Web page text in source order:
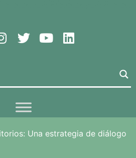
Una estrategia de diálogo